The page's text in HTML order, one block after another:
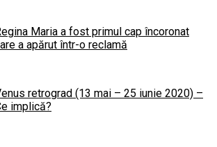
Maria a fost primul cap încoronat
a apărut într-o reclamă
retrograd (13 mai – 25 iunie 2020) –
implică?